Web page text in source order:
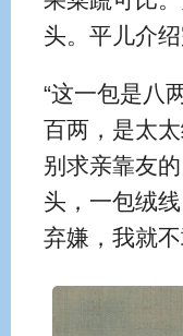
头。平儿介
“这一包是八
百两，是太
别求亲靠友
头，一包绒
弃嫌，我就